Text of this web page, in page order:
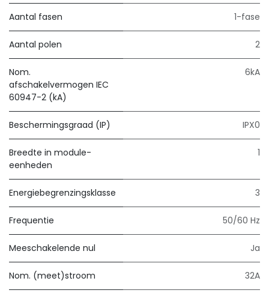
Aantal fasen 1-fase
Aantal polen 2
Nom.
afschakelvermogen IEC
60947-2 (kA)
6kA
Beschermingsgraad (IP) IPX0
Breedte in module-
eenheden
1
Energiebegrenzingsklasse 3
Frequentie 50/60 Hz
Meeschakelende nul Ja
Nom. (meet)stroom 32A